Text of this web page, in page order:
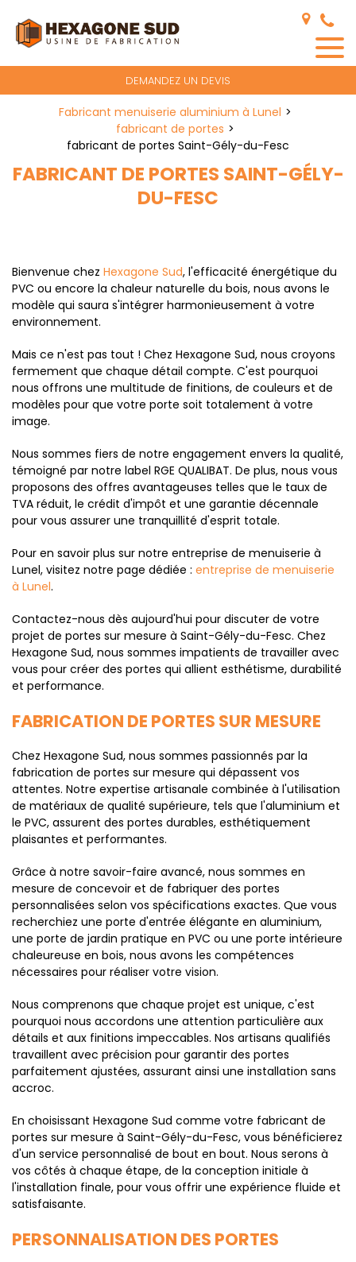
DEMANDEZ UN DEVIS
Fabricant menuiserie aluminium à Lunel
fabricant de portes
fabricant de portes Saint-Gély-du-Fesc
FABRICANT DE PORTES SAINT-GÉLY-
DU-FESC
Bienvenue chez Hexagone Sud, l'efficacité énergétique du
PVC ou encore la chaleur naturelle du bois, nous avons le
modèle qui saura s'intégrer harmonieusement à votre
environnement.
Mais ce n'est pas tout ! Chez Hexagone Sud, nous croyons
fermement que chaque détail compte. C'est pourquoi
nous offrons une multitude de finitions, de couleurs et de
modèles pour que votre porte soit totalement à votre
image.
Nous sommes fiers de notre engagement envers la qualité,
témoigné par notre label RGE QUALIBAT. De plus, nous vous
proposons des offres avantageuses telles que le taux de
TVA réduit, le crédit d'impôt et une garantie décennale
pour vous assurer une tranquillité d'esprit totale.
Pour en savoir plus sur notre entreprise de menuiserie à
Lunel, visitez notre page dédiée : entreprise de menuiserie
à Lunel.
Contactez-nous dès aujourd'hui pour discuter de votre
projet de portes sur mesure à Saint-Gély-du-Fesc. Chez
Hexagone Sud, nous sommes impatients de travailler avec
vous pour créer des portes qui allient esthétisme, durabilité
et performance.
FABRICATION DE PORTES SUR MESURE
Chez Hexagone Sud, nous sommes passionnés par la
fabrication de portes sur mesure qui dépassent vos
attentes. Notre expertise artisanale combinée à l'utilisation
de matériaux de qualité supérieure, tels que l'aluminium et
le PVC, assurent des portes durables, esthétiquement
plaisantes et performantes.
Grâce à notre savoir-faire avancé, nous sommes en
mesure de concevoir et de fabriquer des portes
personnalisées selon vos spécifications exactes. Que vous
recherchiez une porte d'entrée élégante en aluminium,
une porte de jardin pratique en PVC ou une porte intérieure
chaleureuse en bois, nous avons les compétences
nécessaires pour réaliser votre vision.
Nous comprenons que chaque projet est unique, c'est
pourquoi nous accordons une attention particulière aux
détails et aux finitions impeccables. Nos artisans qualifiés
travaillent avec précision pour garantir des portes
parfaitement ajustées, assurant ainsi une installation sans
accroc.
En choisissant Hexagone Sud comme votre fabricant de
portes sur mesure à Saint-Gély-du-Fesc, vous bénéficierez
d'un service personnalisé de bout en bout. Nous serons à
vos côtés à chaque étape, de la conception initiale à
l'installation finale, pour vous offrir une expérience fluide et
satisfaisante.
PERSONNALISATION DES PORTES